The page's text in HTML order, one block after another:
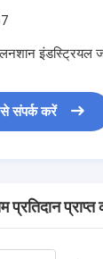
इंडस्ट्रियल
संपर्क करें
प्रतिदान प्राप्त